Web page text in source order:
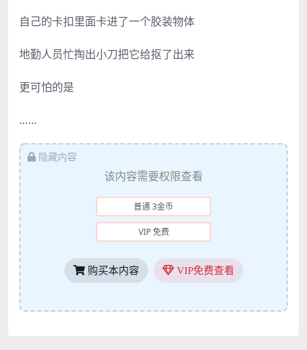
自己的卡扣里面卡进了一个胶装物体
地勤人员忙掏出小刀把它给抠了出来
更可怕的是
……
隐藏内容
该内容需要权限查看
普通 3金币
VIP 免费
购买本内容 VIP免费查看